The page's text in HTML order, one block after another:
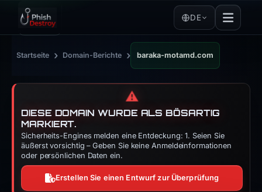
DE
Startseite › Domain-Berichte › baraka-motamd.com
⚠️
DIESE DOMAIN WURDE ALS BÖSARTIG
MARKIERT.
Sicherheits-Engines melden eine Entdeckung: 1. Seien Sie
äußerst vorsichtig – Geben Sie keine Anmeldeinformationen
oder persönlichen Daten ein.
Erstellen Sie einen Entwurf zur Überprüfung